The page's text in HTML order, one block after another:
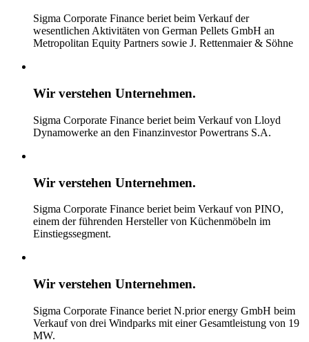
Sigma Corporate Finance beriet beim Verkauf der
wesentlichen Aktivitäten von German Pellets GmbH an
Metropolitan Equity Partners sowie J. Rettenmaier & Söhne
Wir verstehen Unternehmen.
Sigma Corporate Finance beriet beim Verkauf von Lloyd
Dynamowerke an den Finanzinvestor Powertrans S.A.
Wir verstehen Unternehmen.
Sigma Corporate Finance beriet beim Verkauf von PINO,
einem der führenden Hersteller von Küchenmöbeln im
Einstiegssegment.
Wir verstehen Unternehmen.
Sigma Corporate Finance beriet N.prior energy GmbH beim
Verkauf von drei Windparks mit einer Gesamtleistung von 19
MW.